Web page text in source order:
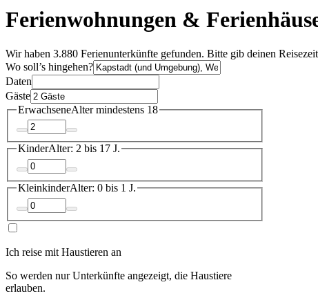
Ferienwohnungen &
Wir haben 3.880 Ferienunterkünfte gefunden. Bitte gib deinen
Wo soll’s hingehen?
Daten
Gäste
ErwachseneAlter mindestens 18
KinderAlter: 2 bis 17 J.
KleinkinderAlter: 0 bis 1 J.
Ich reise mit Haustieren an
So werden nur Unterkünfte angezeigt, die Haustiere
erlauben.